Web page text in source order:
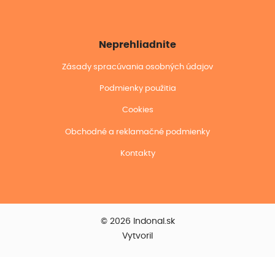
Neprehliadnite
Zásady spracúvania osobných údajov
Podmienky použitia
Cookies
Obchodné a reklamačné podmienky
Kontakty
© 2026 Indonal.sk
Vytvoril